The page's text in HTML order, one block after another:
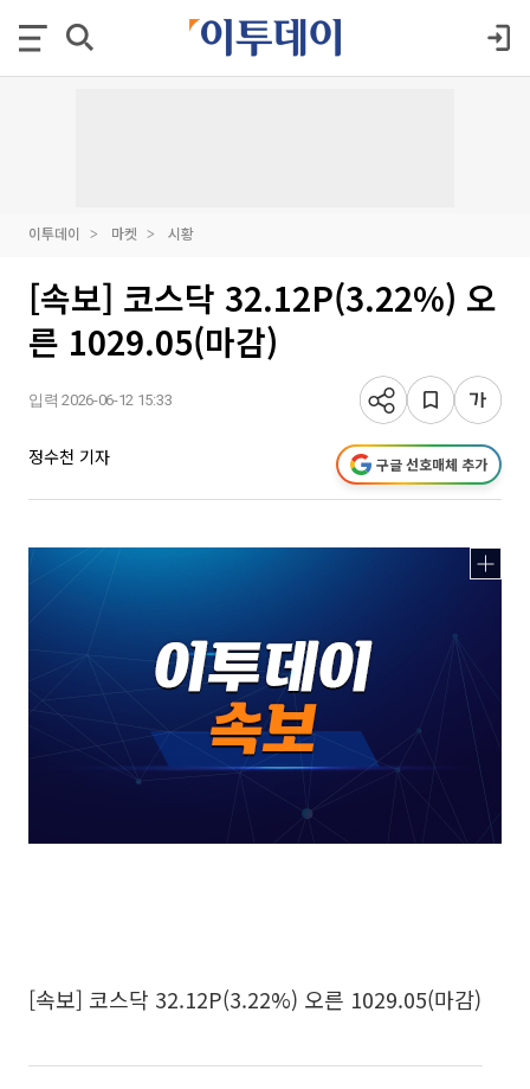
이투데이 마켓 시황
[속보] 코스닥 32.12P(3.22%) 오
른 1029.05(마감)
입력 2026-06-12 15:33
정수천 기자 구글 선호매체 추가
[속보] 코스닥 32.12P(3.22%) 오른 1029.05(마감)